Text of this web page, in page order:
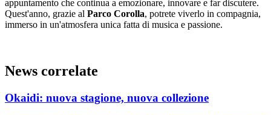
appuntamento che continua a emozionare, innovare e far discutere.
Quest'anno, grazie al Parco Corolla, potrete viverlo in compagnia,
immerso in un'atmosfera unica fatta di musica e passione.
News correlate
Okaidi: nuova stagione, nuova collezione